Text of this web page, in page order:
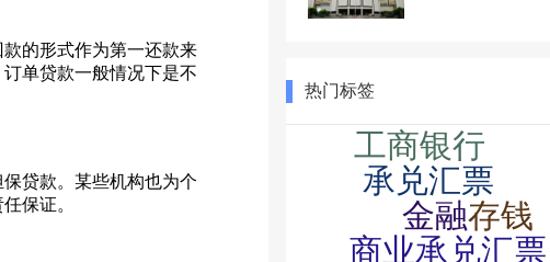
的形式作为第一还款来
单贷款一般情况下是不
贷款。某些机构也为个
保证。
热门标签